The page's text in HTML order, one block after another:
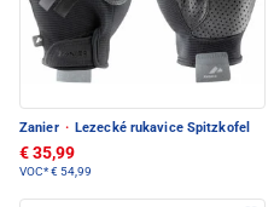
Zanier · Lezecké rukavice Spitzkofel
€ 35,99
VOC*€ 54,99